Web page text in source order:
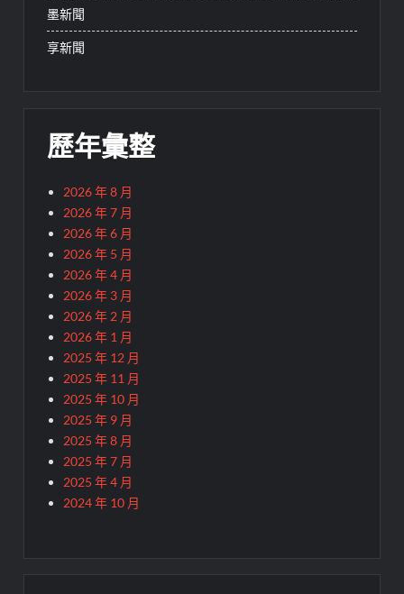
墨新聞
享新聞
歷年彙整
2026 年 8 月
2026 年 7 月
2026 年 6 月
2026 年 5 月
2026 年 4 月
2026 年 3 月
2026 年 2 月
2026 年 1 月
2025 年 12 月
2025 年 11 月
2025 年 10 月
2025 年 9 月
2025 年 8 月
2025 年 7 月
2025 年 4 月
2024 年 10 月